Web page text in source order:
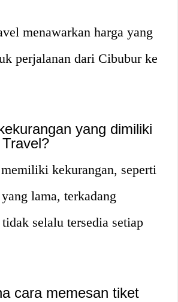
menawarkan harga yang
perjalanan dari Cibubur ke
yang dimiliki
kekurangan, seperti
lama, terkadang
selalu tersedia setiap
cara memesan tiket